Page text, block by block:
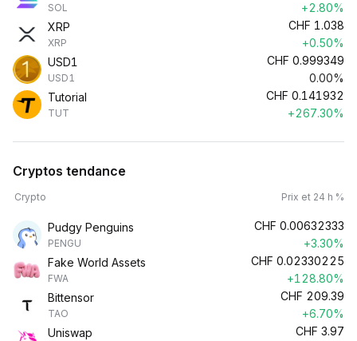
SOL
+2.80%
XRP
XRP
CHF 1.038
+0.50%
USD1
USD1
CHF 0.999349
0.00%
Tutorial
TUT
CHF 0.141932
+267.30%
Cryptos tendance
Crypto Prix et 24 h %
Pudgy Penguins
PENGU
CHF 0.00632333
+3.30%
Fake World Assets
FWA
CHF 0.02330225
+128.80%
Bittensor
TAO
CHF 209.39
+6.70%
Uniswap
CHF 3.97